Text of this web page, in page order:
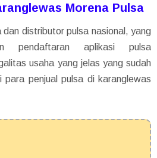
Morena Pulsa
dan distributor pulsa nasional, yang
pendaftaran aplikasi pulsa
usaha yang jelas yang sudah
para penjual pulsa di karanglewas